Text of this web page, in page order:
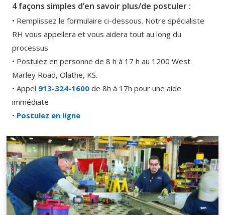
4 façons simples d’en savoir plus/de postuler :
• Remplissez le formulaire ci-dessous. Notre spécialiste
RH vous appellera et vous aidera tout au long du
processus
• Postulez en personne de 8 h à 17 h au 1200 West
Marley Road, Olathe, KS.
• Appel 913-324-1600de 8h à 17h pour une aide
immédiate
• Postulez en ligne